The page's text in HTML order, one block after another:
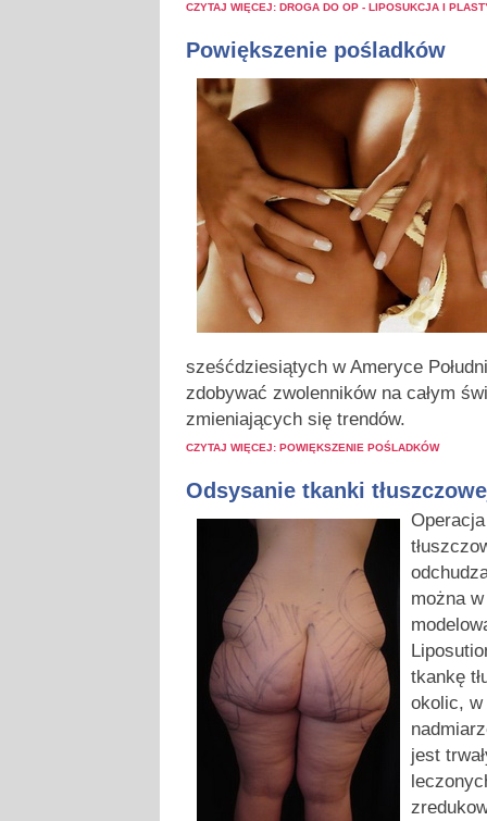
CZYTAJ WIĘCEJ: DROGA DO OP - LIPOSUKCJA I
Powiększenie pośladków
sześćdziesiątych w Ameryce
zdobywać zwolenników na całym
zmieniających się trendów.
CZYTAJ WIĘCEJ: POWIĘKSZENIE POŚLADKÓW
Odsysanie tkanki
O
można
tkankę
okolic, w
jest